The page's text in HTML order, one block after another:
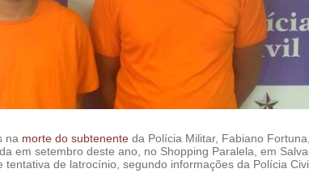
na morte do subtenente da Polícia Militar, Fabiano
em setembro deste ano, no Shopping Paralela, em
tentativa de latrocínio, segundo informações da Polícia